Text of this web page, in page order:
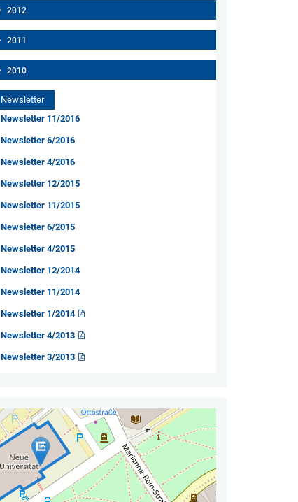
2012
2011
2010
Newsletter
Newsletter 11/2016
Newsletter 6/2016
Newsletter 4/2016
Newsletter 12/2015
Newsletter 11/2015
Newsletter 6/2015
Newsletter 4/2015
Newsletter 12/2014
Newsletter 11/2014
Newsletter 1/2014
Newsletter 4/2013
Newsletter 3/2013